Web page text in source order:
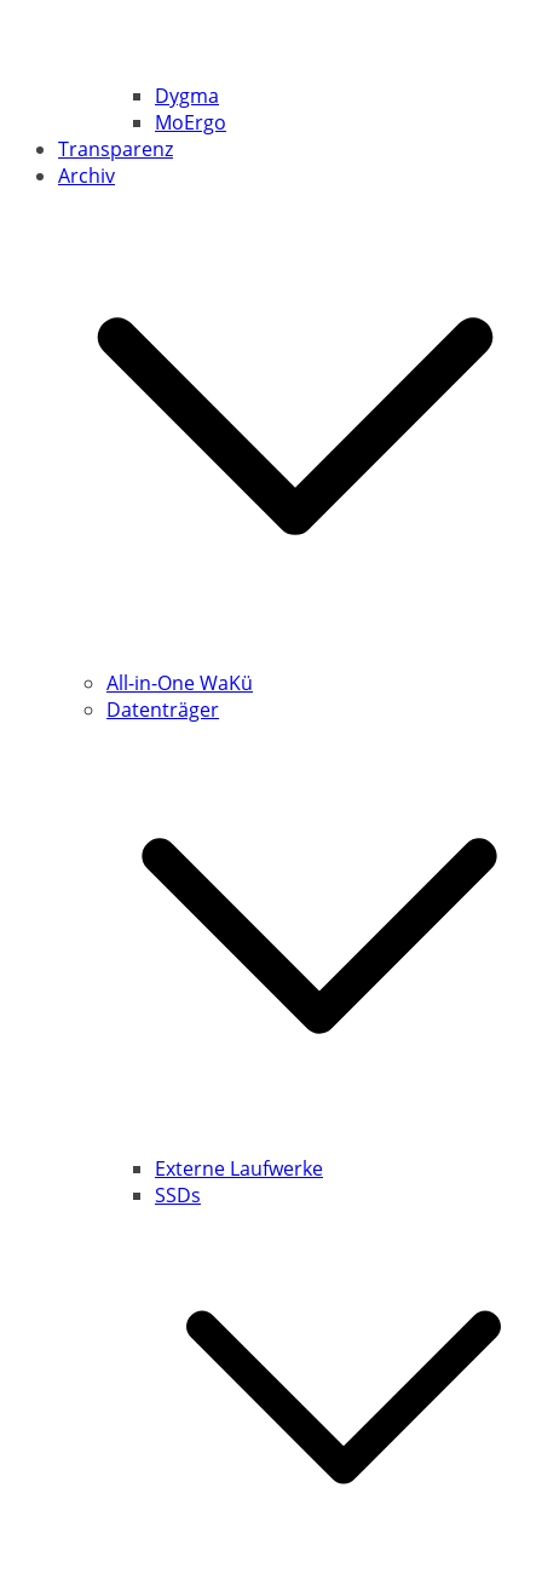
Dygma
MoErgo
Transparenz
Archiv
All-in-One WaKü
Datenträger
Externe Laufwerke
SSDs